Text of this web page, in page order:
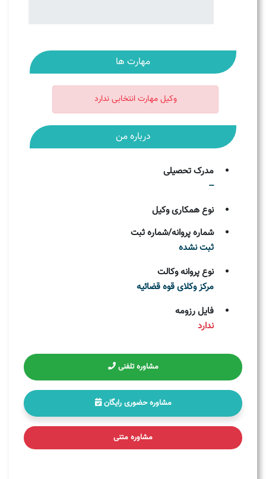
مهارت ها
وکیل مهارت انتخابی ندارد
درباره من
مدرک تحصیلی
--
نوع همکاری وکیل
شماره پروانه/شماره ثبت
ثبت نشده
نوع پروانه وکالت
مركز وکلای قوه قضائيه
فایل رزومه
ندارد
مشاوره تلفنی
مشاوره حضوری رایگان
مشاوره متنی